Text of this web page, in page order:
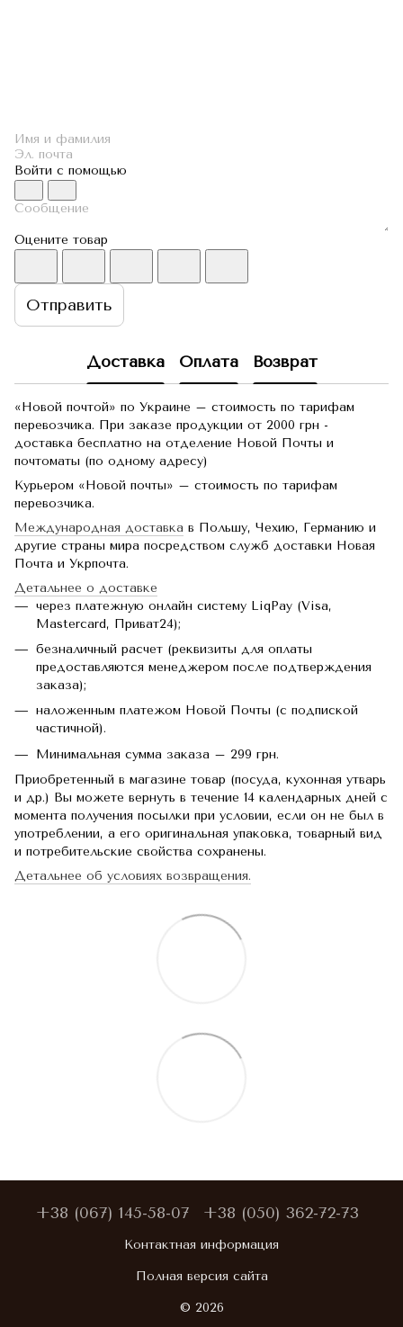
Войти с помощью
Оцените товар
Отправить
Доставка Оплата Возврат
«Новой почтой» по Украине – стоимость по тарифам
перевозчика. При заказе продукции от 2000 грн -
доставка бесплатно на отделение Новой Почты и
почтоматы (по одному адресу)
Курьером «Новой почты» – стоимость по тарифам
перевозчика.
Международная доставка в Польшу, Чехию, Германию и
другие страны мира посредством служб доставки Новая
Почта и Укрпочта.
Детальнее о доставке
через платежную онлайн систему LiqPay (Visa,
Mastercard, Приват24);
безналичный расчет (реквизиты для оплаты
предоставляются менеджером после подтверждения
заказа);
наложенным платежом Новой Почты (с подпиской
частичной).
Минимальная сумма заказа – 299 грн.
Приобретенный в магазине товар (посуда, кухонная утварь
и др.) Вы можете вернуть в течение 14 календарных дней с
момента получения посылки при условии, если он не был в
употреблении, а его оригинальная упаковка, товарный вид
и потребительские свойства сохранены.
Детальнее об условиях возвращения.
+38 (067) 145-58-07 +38 (050) 362-72-73
Контактная информация
Полная версия сайта
© 2026